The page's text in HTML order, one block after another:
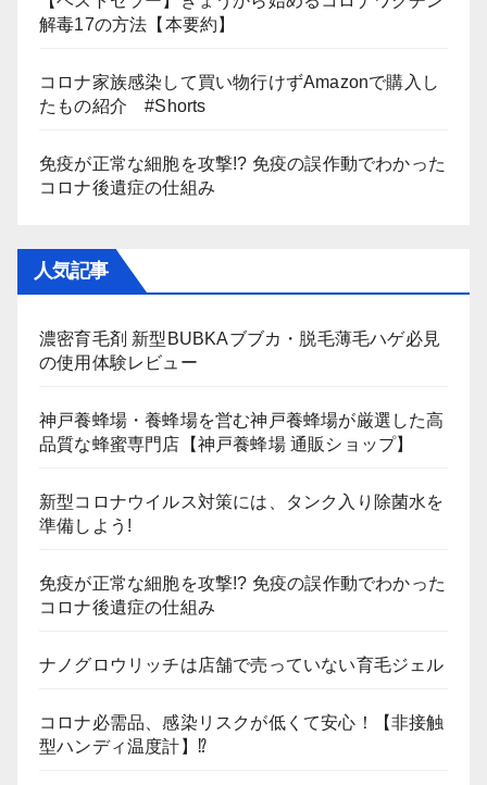
解毒17の方法【本要約】
コロナ家族感染して買い物行けずAmazonで購入し
たもの紹介 #Shorts
免疫が正常な細胞を攻撃!? 免疫の誤作動でわかった
コロナ後遺症の仕組み
人気記事
濃密育毛剤 新型BUBKAブブカ・脱毛薄毛ハゲ必見
の使用体験レビュー
神戸養蜂場・養蜂場を営む神戸養蜂場が厳選した高
品質な蜂蜜専門店【神戸養蜂場 通販ショップ】
新型コロナウイルス対策には、タンク入り除菌水を
準備しよう!
免疫が正常な細胞を攻撃!? 免疫の誤作動でわかった
コロナ後遺症の仕組み
ナノグロウリッチは店舗で売っていない育毛ジェル
コロナ必需品、感染リスクが低くて安心！【非接触
型ハンディ温度計】⁉